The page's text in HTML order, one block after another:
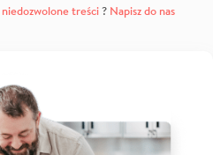
niedozwolone treści? Napisz do nas